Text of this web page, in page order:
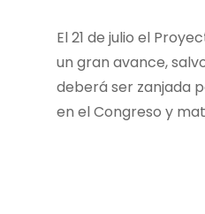
El 21 de julio el
un gran avance,
deberá ser zanjada
en el Congreso y